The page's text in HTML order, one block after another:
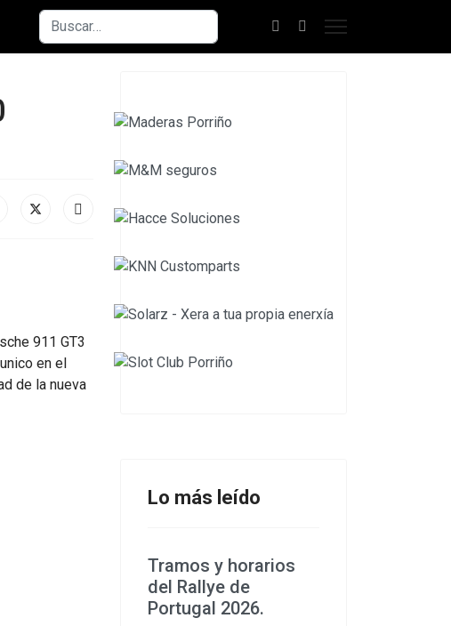
Buscar
911 GT3
en el
de la nueva
Lo más leído
Tramos y horarios
del Rallye de
Portugal 2026.